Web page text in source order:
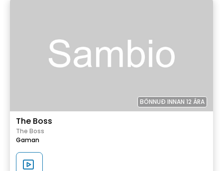
BÖNNUÐ INNAN 12 ÁRA
The Boss
The Boss
Gaman